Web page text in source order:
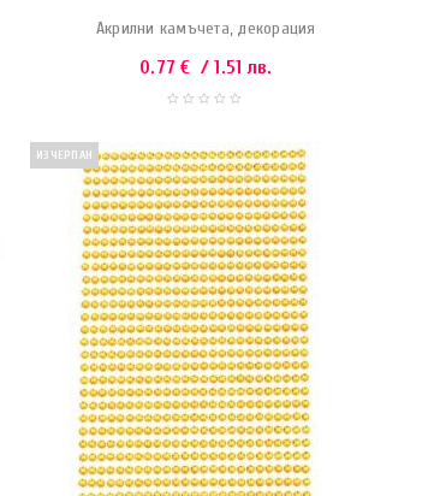
Акрилни камъчета, декорация
0.77€ / 1.51 лв.
ИЗЧЕРПАН